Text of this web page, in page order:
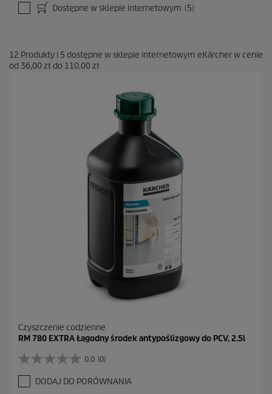
Dostępne w sklepie internetowym (5)
12 Produkty | 5 dostępne w sklepie internetowym eKärcher w cenie
od 36,00 zł do 110,00 zł
Czyszczenie codzienne
RM 780 EXTRA Łagodny środek antypoślizgowy do PCV, 2.5l
0.0 (0)
0
.
0
DODAJ DO PORÓWNANIA